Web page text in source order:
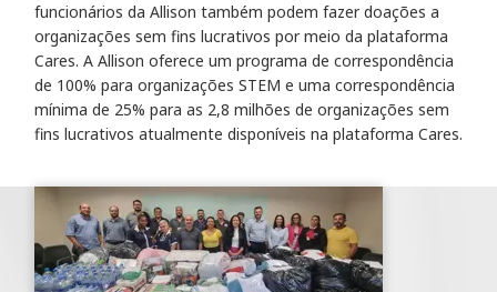
funcionários da Allison também podem fazer doações a
organizações sem fins lucrativos por meio da plataforma
Cares. A Allison oferece um programa de correspondência
de 100% para organizações STEM e uma correspondência
mínima de 25% para as 2,8 milhões de organizações sem
fins lucrativos atualmente disponíveis na plataforma Cares.